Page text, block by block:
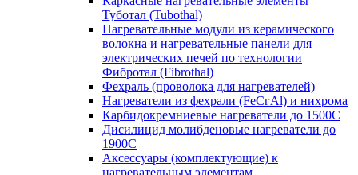
Туботал (Tubothal)
Нагревательные модули из керамического
волокна и нагревательные панели для
электрических печей по технологии
Фибротал (Fibrothal)
Фехраль (проволока для нагревателей)
Нагреватели из фехрали (FеСгАl) и нихрома
Карбидокремниевые нагреватели до 1500С
Дисилицид молибденовые нагреватели до
1900С
Аксессуары (комплектующие) к
нагревательным элементам